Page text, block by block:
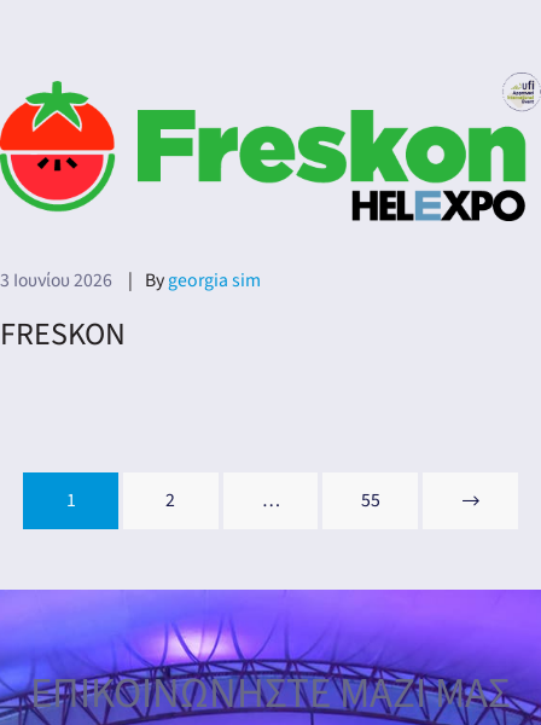
3 Ιουνίου 2026 Bygeorgia sim
FRESKON
1 2 … 55
ΕΠΙΚΟΙΝΩΝΗΣΤΕ ΜΑΖΙ ΜΑΣ